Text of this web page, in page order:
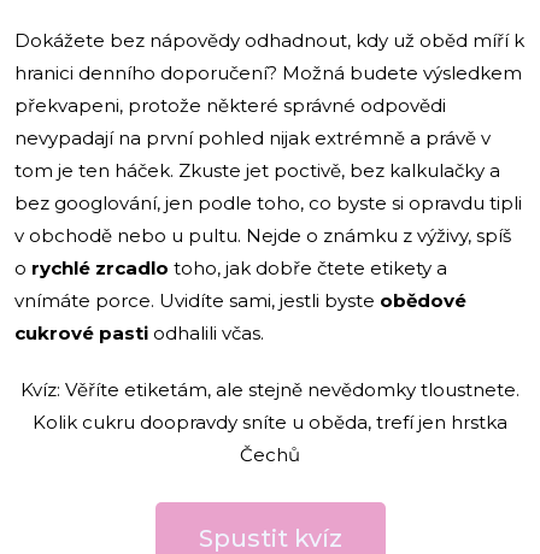
Dokážete bez nápovědy odhadnout, kdy už oběd míří k
hranici denního doporučení? Možná budete výsledkem
překvapeni, protože některé správné odpovědi
nevypadají na první pohled nijak extrémně a právě v
tom je ten háček. Zkuste jet poctivě, bez kalkulačky a
bez googlování, jen podle toho, co byste si opravdu tipli
v obchodě nebo u pultu. Nejde o známku z výživy, spíš
o rychlé zrcadlo toho, jak dobře čtete etikety a
vnímáte porce. Uvidíte sami, jestli byste obědové
cukrové pasti odhalili včas.
Kvíz: Věříte etiketám, ale stejně nevědomky tloustnete.
Kolik cukru doopravdy sníte u oběda, trefí jen hrstka
Čechů
Spustit kvíz